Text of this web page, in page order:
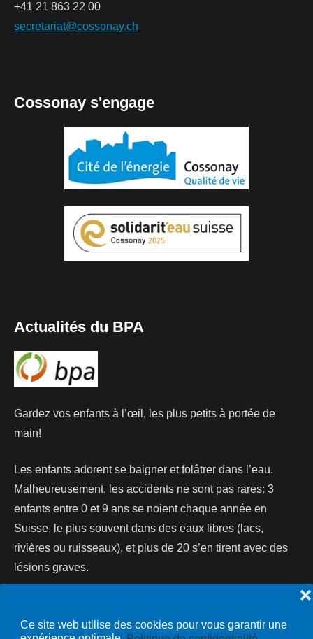
Ce site web utilise des cookies pour vous garantir une
❌
+41 21 863 22 00
secretariat@cossonay.ch
Cossonay s'engage
Actualités du BPA
Gardez vos enfants à l’œil, les plus petits à portée de
main!
Les enfants adorent se baigner et folâtrer dans l’eau.
Malheureusement, les accidents ne sont pas rares: 3
enfants entre 0 et 9 ans se noient chaque année en
Suisse, le plus souvent dans des eaux libres (lacs,
rivières ou ruisseaux), et plus de 20 s’en tirent avec des
lésions graves.